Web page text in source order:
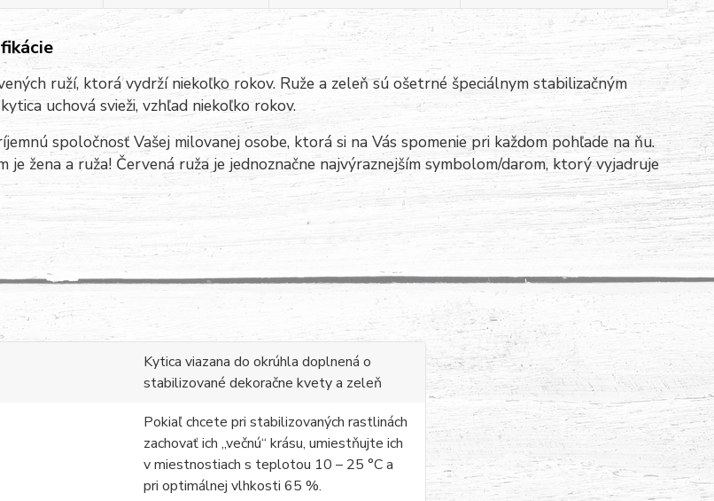
ruží, ktorá vydrží niekoľko rokov. Ruže a zeleň sú ošetrné špeciálnym stabilizačným
uchová svieži, vzhľad niekoľko rokov.
spoločnosť Vašej milovanej osobe, ktorá si na Vás spomenie pri každom pohľade na ňu.
je žena a ruža! Červená ruža je jednoznačne najvýraznejším symbolom/darom, ktorý vyjadruje
Kytica viazana do okrúhla doplnená o
stabilizované dekoračne kvety a zeleň
Pokiaľ chcete pri stabilizovaných rastlinách
zachovať ich „večnú“ krásu, umiestňujte ich
v miestnostiach s teplotou 10 – 25 °C a
pri optimálnej vlhkosti 65 %.